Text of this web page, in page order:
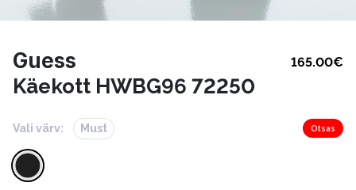
Guess 165.00€
Käekott HWBG96 72250
Vali värv: Must Otsas